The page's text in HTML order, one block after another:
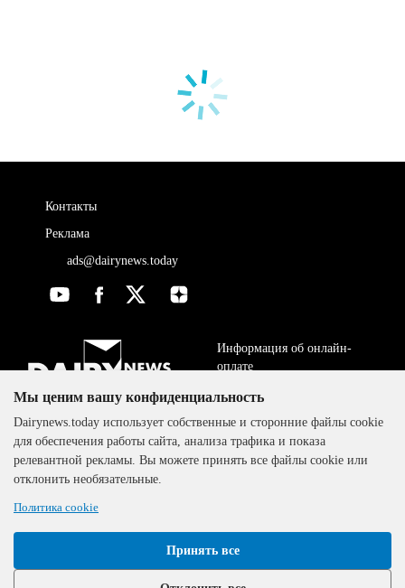
Контакты
Реклама
ads@dairynews.today
The DairyNews, все права
защищены, 2000-2024
Информация об онлайн-
оплате
ДОГОВОР-ОФЕРТА
Политика
конфиденциальности
Мы ценим вашу конфиденциальность
Dairynews.today использует собственные и сторонние файлы cookie
для обеспечения работы сайта, анализа трафика и показа
релевантной рекламы. Вы можете принять все файлы cookie или
отклонить необязательные.
Политика cookie
Принять все